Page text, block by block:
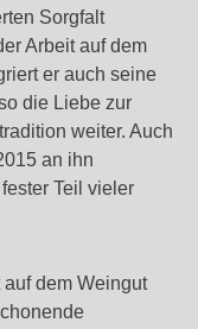
Sorgfalt
Arbeit auf dem
er auch seine
die Liebe zur
weiter. Auch
an ihn
Teil vieler
dem Weingut